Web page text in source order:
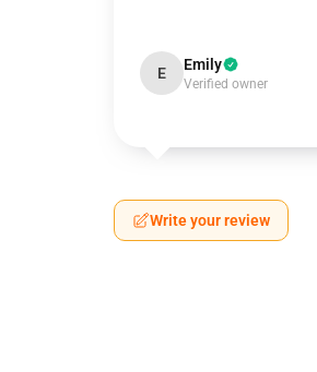
E Emily
Verified owner
Write your review